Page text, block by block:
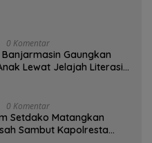
0 Komentar
Banjarmasin Gaungkan
Lewat Jelajah Literasi
0 Komentar
Setdako Matangkan
Sambut Kapolresta